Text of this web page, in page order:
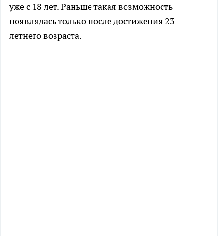
уже с 18 лет. Раньше такая возможность
появлялась только после достижения 23-
летнего возраста.